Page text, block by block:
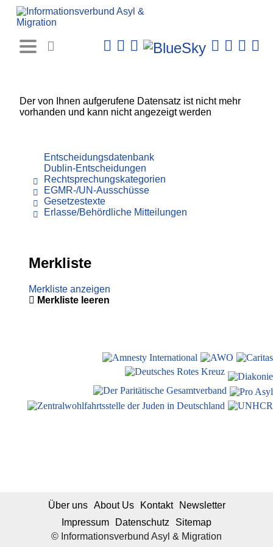
Der von Ihnen aufgerufene Datensatz ist nicht mehr
vorhanden und kann nicht angezeigt werden
Entscheidungsdatenbank
Dublin-Entscheidungen
Rechtsprechungskategorien
EGMR-/UN-Ausschüsse
Gesetzestexte
Erlasse/Behördliche Mitteilungen
Merkliste
Merkliste anzeigen
Merkliste leeren
© Informationsverbund Asyl & Migration
Über uns About Us Kontakt
Newsletter
Impressum
Datenschutz Sitemap